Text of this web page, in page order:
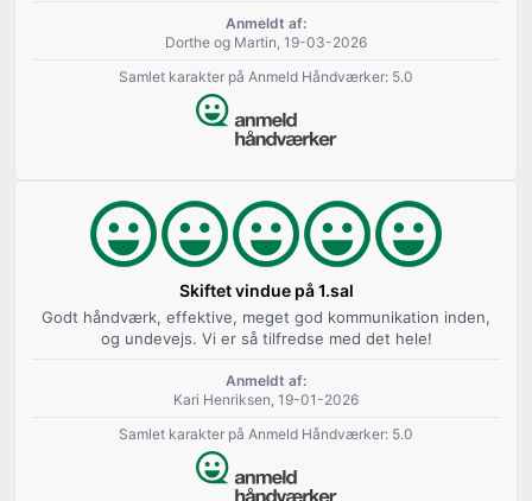
Anmeldt af:
Dorthe og Martin, 19-03-2026
Samlet karakter på Anmeld Håndværker: 5.0
Skiftet vindue på 1.sal
Godt håndværk, effektive, meget god kommunikation inden,
og undevejs. Vi er så tilfredse med det hele!
Anmeldt af:
Kari Henriksen, 19-01-2026
Samlet karakter på Anmeld Håndværker: 5.0